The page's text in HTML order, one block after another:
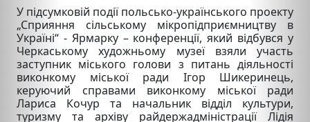
У підсумковій події польсько-українського проекту
„Сприяння сільському мікропідприємництву в
Україні“ - Ярмарку – конференції, який відбувся у
Черкаському художньому музеї взяли участь
заступник міського голови з питань діяльності
виконкому міської ради Ігор Шикеринець,
керуючий справами виконкому міської ради
Лариса Кочур та начальник відділ культури,
туризму та архіву райдержадміністрації Лідія